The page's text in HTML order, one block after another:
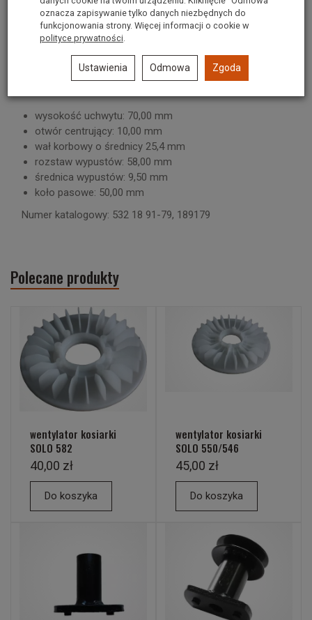
Stosowany w kosiarkach:
Partner 553CME, Husqvarna Jet55S, McCulloch
M553CME, M53-675CMD, Craftsman
wysokość uchwytu: 70,00 mm
otwór centrujący: 10,00 mm
wał korbowy o średnicy 25,4 mm
rozstaw wypustów: 58,00 mm
średnica wypustów: 9,50 mm
koło pasowe: 50,00 mm
Numer katalogowy: 532 18 91-79, 189179
Polecane produkty
wentylator kosiarki
SOLO 582
40,00 zł
Do koszyka
wentylator kosiarki
SOLO 550/546
45,00 zł
Do koszyka
oznacza zapisywanie tylko danych niezbędnych do
funkcjonowania strony. Więcej informacji o cookie w
polityce prywatności.
Ustawienia Odmowa Zgoda